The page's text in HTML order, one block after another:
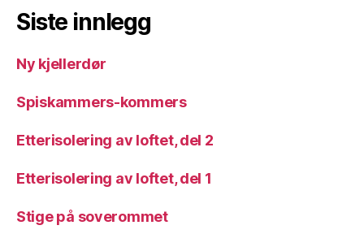
Siste innlegg
Ny kjellerdør
Spiskammers-kommers
Etterisolering av loftet, del 2
Etterisolering av loftet, del 1
Stige på soverommet